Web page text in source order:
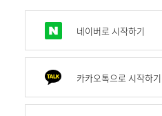
네이버로 시작하기
카카오톡으로 시작하기